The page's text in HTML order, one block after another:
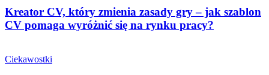
Kreator CV, który zmienia zasady gry – jak szablon
CV pomaga wyróżnić się na rynku pracy?
Ciekawostki